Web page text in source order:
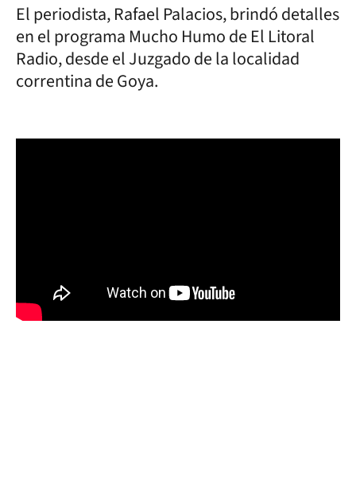
El periodista, Rafael Palacios, brindó detalles
en el programa Mucho Humo de El Litoral
Radio, desde el Juzgado de la localidad
correntina de Goya.